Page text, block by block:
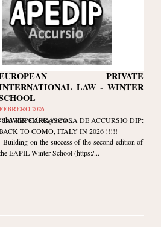
view...
PRIVATE
LAW - WINTER
2026
JAVIER CARRASCOSA DE ACCURSIO DIP:
TO COMO, ITALY IN 2026 !!!!!
Building on the success of the second edition of
EAPIL Winter School (https:/...